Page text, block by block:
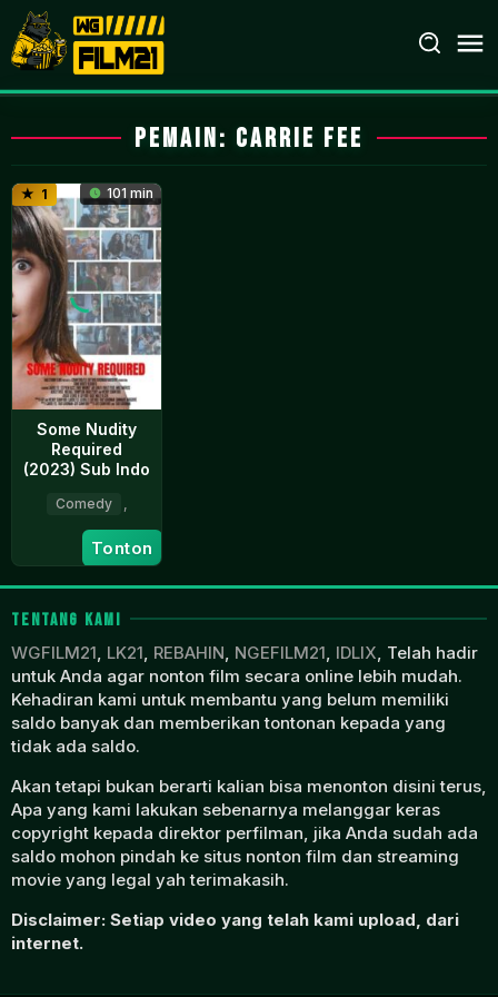
Loncat
ke
konten
Pemain: Carrie Fee
1 101 min
Some Nudity
Required
(2023) Sub Indo
Comedy
1
Jun
2023
Guy
Crawford
Tonton
TENTANG KAMI
WGFILM21, LK21, REBAHIN, NGEFILM21, IDLIX, Telah hadir
untuk Anda agar nonton film secara online lebih mudah.
Kehadiran kami untuk membantu yang belum memiliki
saldo banyak dan memberikan tontonan kepada yang
tidak ada saldo.
Akan tetapi bukan berarti kalian bisa menonton disini terus,
Apa yang kami lakukan sebenarnya melanggar keras
copyright kepada direktor perfilman, jika Anda sudah ada
saldo mohon pindah ke situs nonton film dan streaming
movie yang legal yah terimakasih.
Disclaimer: Setiap video yang telah kami upload, dari
internet.